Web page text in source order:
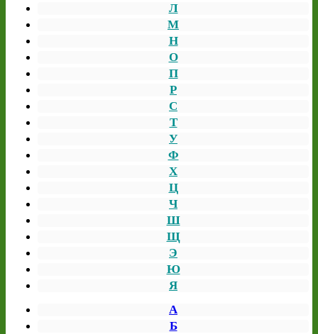
Л
М
Н
О
П
Р
С
Т
У
Ф
Х
Ц
Ч
Ш
Щ
Э
Ю
Я
А
Б